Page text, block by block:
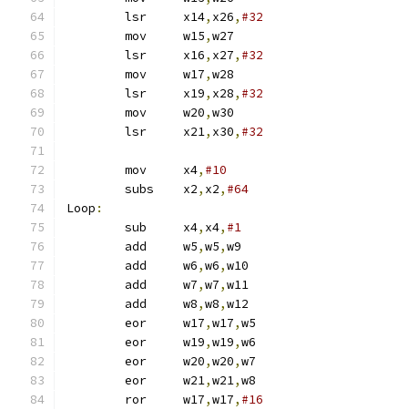
	lsr	x14
, x26, #32
	mov	w15
,w27
	lsr	x16
, x27, #32
	mov	w17
,w28
	lsr	x19
, x28, #32
	mov	w20
,w30
	lsr	x21
, x30, #32
	mov	x4
, #10
	subs	x2
, x2, #64
Loop :
	sub	x4
, x4, #1
	add	w5
,w5,w9
	add	w6
,w6,w10
	add	w7
,w7,w11
	add	w8
,w8,w12
	eor	w17
,w17,w5
	eor	w19
,w19,w6
	eor	w20
,w20,w7
	eor	w21
,w21,w8
	ror	w17
,w17, #16